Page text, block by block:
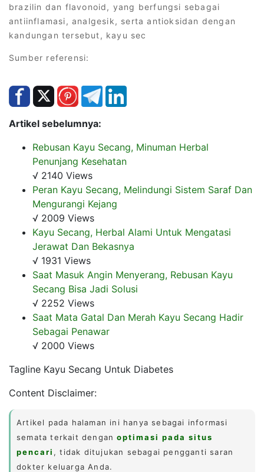
brazilin dan flavonoid, yang berfungsi sebagai
antiinflamasi, analgesik, serta antioksidan dengan
kandungan tersebut, kayu sec
Sumber referensi:
Artikel sebelumnya:
Rebusan Kayu Secang, Minuman Herbal
Penunjang Kesehatan
√ 2140 Views
Peran Kayu Secang, Melindungi Sistem Saraf Dan
Mengurangi Kejang
√ 2009 Views
Kayu Secang, Herbal Alami Untuk Mengatasi
Jerawat Dan Bekasnya
√ 1931 Views
Saat Masuk Angin Menyerang, Rebusan Kayu
Secang Bisa Jadi Solusi
√ 2252 Views
Saat Mata Gatal Dan Merah Kayu Secang Hadir
Sebagai Penawar
√ 2000 Views
Tagline Kayu Secang Untuk Diabetes
Content Disclaimer:
Artikel pada halaman ini hanya sebagai informasi
semata terkait denganoptimasi pada situs
pencari , tidak ditujukan sebagai pengganti saran
dokter keluarga Anda.